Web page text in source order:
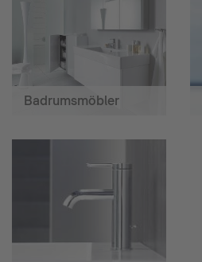
Badrumsmöbler